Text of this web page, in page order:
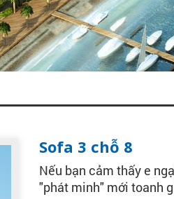
Sofa 3 chỗ 8
Nếu bạn cảm thấy e
"phát minh" mới toanh